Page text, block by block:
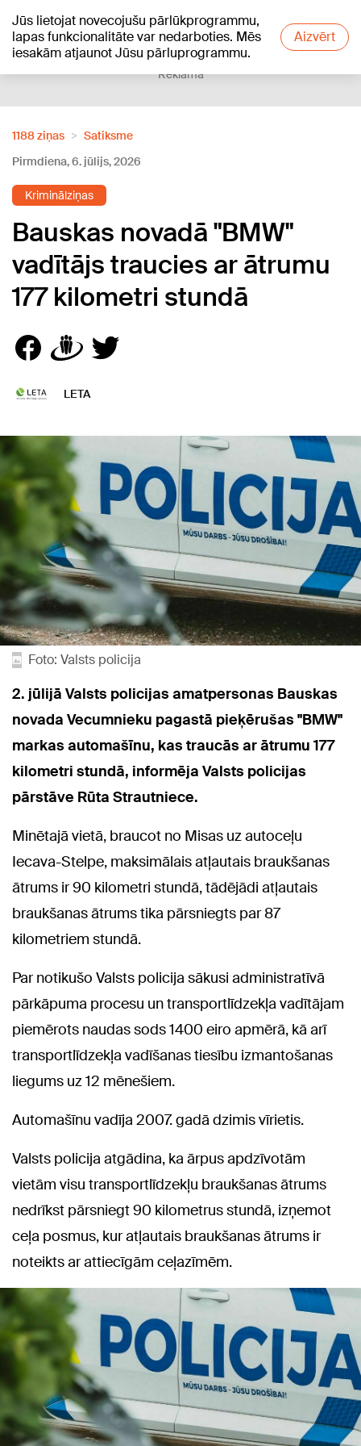
Jūs lietojat novecojušu pārlūkprogrammu,
lapas funkcionalitāte var nedarboties. Mēs
iesakām atjaunot Jūsu pārluprogrammu.
Aizvērt
+20°C
Reklāma
1188 ziņas
Satiksme
Pirmdiena, 6. jūlijs, 2026
Kriminālziņas
Bauskas novadā "BMW"
vadītājs traucies ar ātrumu
177 kilometri stundā
LETA
Foto: Valsts policija
2. jūlijā Valsts policijas amatpersonas Bauskas
novada Vecumnieku pagastā pieķērušas "BMW"
markas automašīnu, kas traucās ar ātrumu 177
kilometri stundā, informēja Valsts policijas
pārstāve Rūta Strautniece.
Minētajā vietā, braucot no Misas uz autoceļu
Iecava-Stelpe, maksimālais atļautais braukšanas
ātrums ir 90 kilometri stundā, tādējādi atļautais
braukšanas ātrums tika pārsniegts par 87
kilometriem stundā.
Par notikušo Valsts policija sākusi administratīvā
pārkāpuma procesu un transportlīdzekļa vadītājam
piemērots naudas sods 1400 eiro apmērā, kā arī
transportlīdzekļa vadīšanas tiesību izmantošanas
liegums uz 12 mēnešiem.
Automašīnu vadīja 2007. gadā dzimis vīrietis.
Valsts policija atgādina, ka ārpus apdzīvotām
vietām visu transportlīdzekļu braukšanas ātrums
nedrīkst pārsniegt 90 kilometrus stundā, izņemot
ceļa posmus, kur atļautais braukšanas ātrums ir
noteikts ar attiecīgām ceļazīmēm.